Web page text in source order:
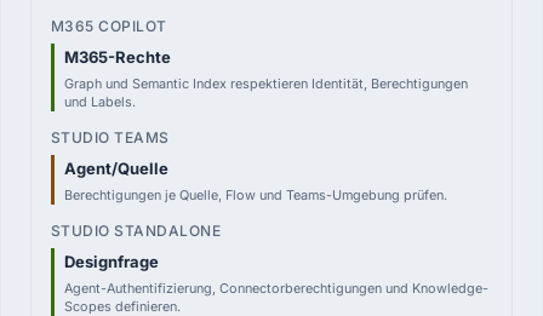
M365-Rechte
Graph und Semantic Index respektieren Identität, Berechtigungen
und Labels.
Agent/Quelle
Berechtigungen je Quelle, Flow und Teams-Umgebung prüfen.
Designfrage
Agent-Authentifizierung, Connectorberechtigungen und Knowledge-
Scopes definieren.